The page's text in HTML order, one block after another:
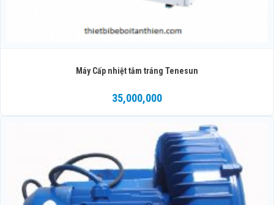
Máy Cấp nhiệt tắm tráng Tenesun
35,000,000